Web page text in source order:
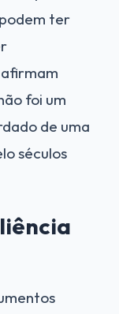
ter
foi um
de uma
séculos